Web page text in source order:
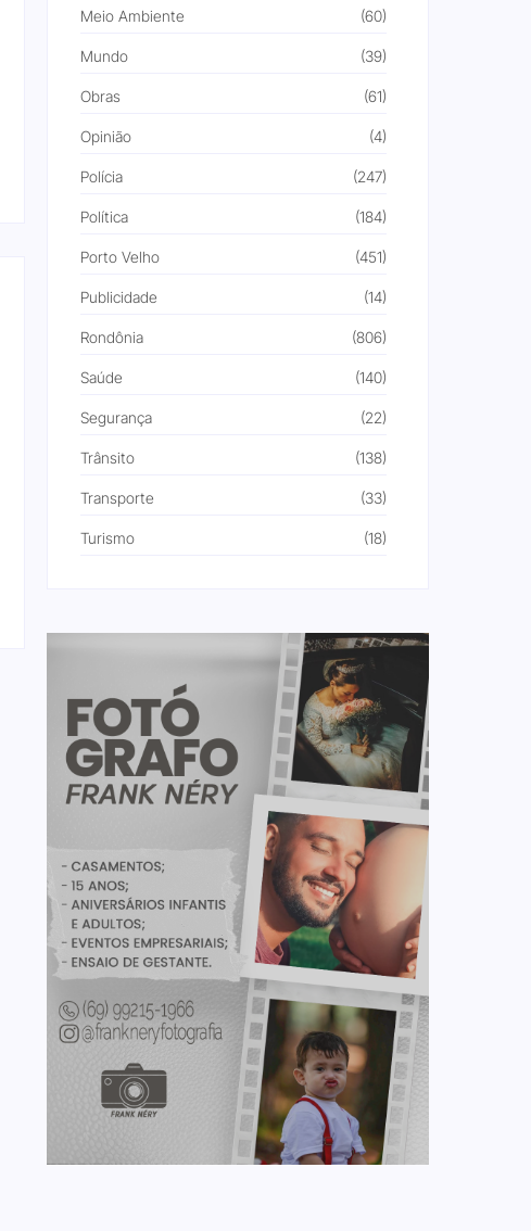
Meio Ambiente (60)
Mundo (39)
Obras (61)
Opinião (4)
Polícia (247)
Política (184)
Porto Velho (451)
Publicidade (14)
Rondônia (806)
Saúde (140)
Segurança (22)
Trânsito (138)
Transporte (33)
Turismo (18)